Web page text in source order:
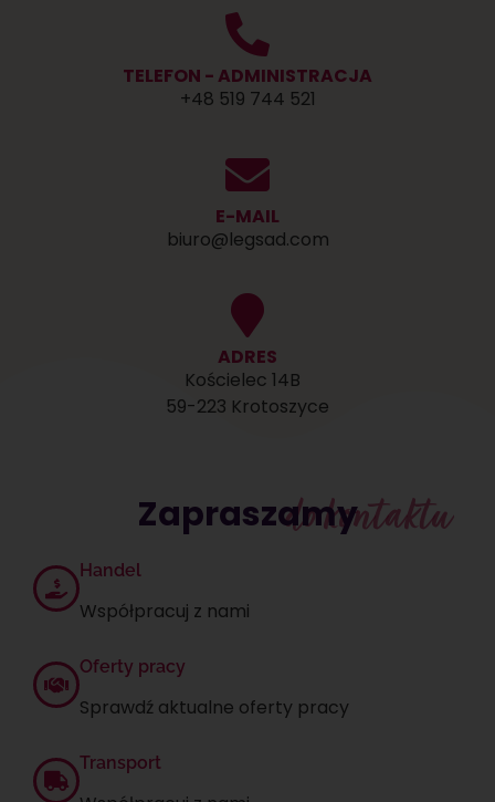
TELEFON - ADMINISTRACJA
+48 519 744 521
E-MAIL
biuro@legsad.com
ADRES
Kościelec 14B
59-223 Krotoszyce
Zapraszamydo kontaktu
Handel
Współpracuj z nami
Oferty pracy
Sprawdź aktualne oferty pracy
Transport